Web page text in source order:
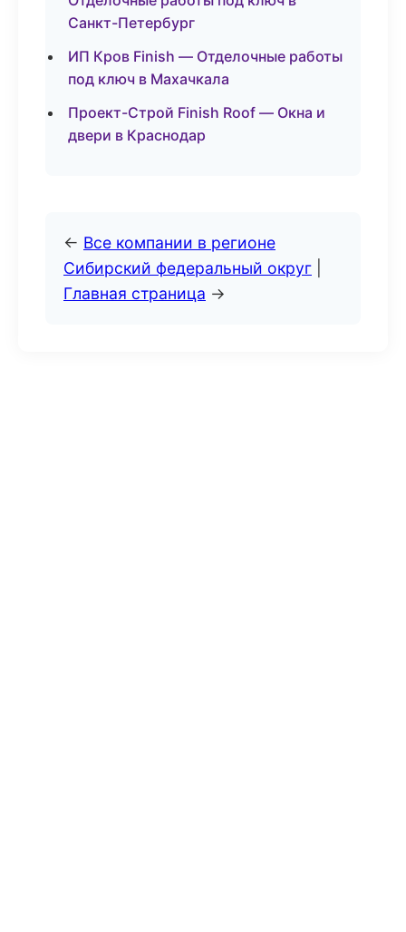
Санкт-Петербург
ИП Кров Finish — Отделочные работы
под ключ в Махачкала
Проект-Строй Finish Roof — Окна и
двери в Краснодар
← Все компании в регионе
Сибирский федеральный округ
Главная страница →